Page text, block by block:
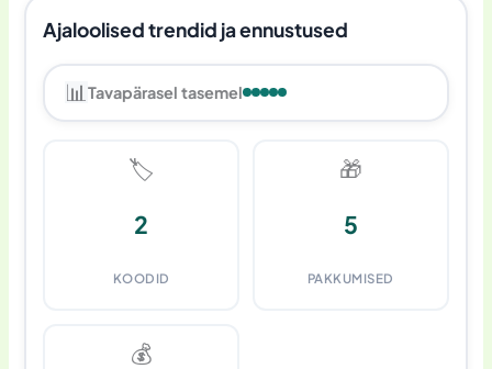
Ajaloolised trendid ja ennustused
📊 Tavapärasel tasemel
🏷️
2
KOODID
🎁
5
PAKKUMISED
💰